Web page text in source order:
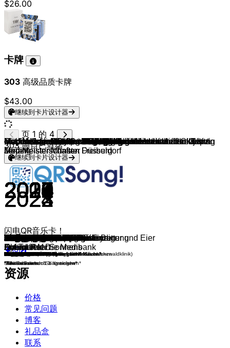
$26.00
卡牌
303 高级品质卡牌
$43.00
继续到卡片设计器
einpaarbois
2018
Ich lieb die Medis
*Wer die nächste errät darf ein X klauen*
Medimeisterschaften Göttingen
2016
Swinging Heart
THE GREAT GÖTSBY
Medimeisterschaften Heidelberg
2017
Heidelberger Strebergarten
Strebergarten
Medimeisterschaften Hamburg & Jolle
2017
Heimathafen
*Alle Trinken*
Medimeisterschaften Wien
2000
Hochgefahren um abzustürzen
*Alle Trinken*
Medimeisterschaften Göttingen
2017
Ab göht die Post!
Ab göht die Post!
Medimeister Mainz
2017
Medicopter Mainz17
Medicopter Mainz17
Medimeisterschaften Aachen
2018
Prince of Obermehl-Air
Prince of Obermehl-Air
Medimeisterschaften Bonn
2018
Bonnald Trump
Bonnald Trump
Medimeisterschaften München
2021
Freiwillige Feierwehr
Freiwillige Feierwehr
Medimeisterschaften Göttingen
2018
Gölf Club
Gölf Club
Medimeisterschaften Freiburg
2018
#NURKittel Freiburg
#NURKittel Freiburg (Ärzte aus der Schwanzwaldklinik)
MediMeister Münster
2018
Schwerelos
Münstronauten
Medimeisterschaften Wien
2018
Vienna Fashion Infekt
CALWIEN KLEIN
Medimeisterschaften Rostock
2018
Woodstock Peace & Love
Woodstock Peace & Love
MediMeister Münster
2019
Alles aus Holz
Holz
Medimeisterschaften Tübingen
2019
Aluhut, Alles Gut
Aluhut, Alles Gut
Medimeister Mainz
2019
Angeleckt, Mainz!
Angeleckt, Mainz!
Medimeisterschaften Leipzig
2019
Angeln gehen
Angelsachsen
Medimeisterschaften Bonn
2019
Chanson der Völkerverständigung
Napoleon Bonnerparty
einpaarbois
2019
Guten Morgen Medis
*Wer die nächste errät darf ein X klauen*
Medimeisterschaften Berlin
2019
HaemoGlowBerlin #NurErys
HaemoGlowBerlin
Medimeisterschaften Hannover
2019
Havana #nurLibre
Havana
Medimeisterschaften Aachen
2019
Liebe mAachen
Liebe mAachen
Medimeisterschaften Bonn
2019
Napoleon Bonnerparty
Napoleon Bonnerparty
Medimeister Dirty South
2019
#NurSüden
*Wer die nächste errät darf ein X klauen*
Medimeisterschaften Wien
2019
Öffentlicher Nahverkehr
VIENNA CONNECTIONS
Medimeisterschaften Köln
2019
Rheinaissance
Rheinaissance
Medimeister Budapest
2019
Pestosteron
Pestosteron
Medimeisterschaften Kollektiv Sonnenschutz
2019
Creme dich ein
*Alle Trinken*
Medimeisterschaften Berlin & Medimeisterschaften Bonn
2020
RTW
*Rechts von euch 1 X streichen*
Medimeisterschaften München
2020
Fabelwesensound
Municorns
Ostpol Medimeisterschaften
2020
Osten
*Till muss diesen Song singen*
Medimeisterschaften Team Jena
2020
Jenane
Jenane
Medimeisterschaften Aachen
2021
GTAachen
GTAachen
Medimeisterschaften Bonn
2021
AMSTERFUCKINGFLY
Bolland
Medimeisterschaften Mannheim
2021
Café au Lait
Latte MAcchiato
Medimeisterschaften Heidelberg
2020
H.D. Baxxter
H.D. Baxxter
Medimeisterschaften Düsseldorf
2021
Labdance
DÜSinfiziert
MediMeister Münster
2021
Münstakw
Münstakw
einpaarbois & Doctor Stone
2022
Einmal richtig
*Wer die nächste errät darf ein X klauen*
Medimeisterschaften Ulm
2021
Europäische ULMion
Europäische ULMion
Medimeisterschaften Leipzig
2021
Revolution
ReLOVEution
Medimeisterschaften Wien
2021
Wiener Schnitten
WIENER SCHNITTEN
Medimeisterschaften Alumni
2022
112 Baby ruf mich an
Alte Hasen
Medimeisterschaften Lübeck
2022
Dieses Lied mit Käse Eier Butter und Eier
Lüdl
Medimeisterschaften Innsbruck
2022
Pearl Inndex
Pearl INNdex
Medimeisterschaften Bonn
2022
BonnGiorno
BONNgiorno
Medimeisterschaften Team Jena
2022
Für Elisa
AntiJen
Medimeisterschaften Berlin
2022
Berlinvasive Liebe
Berlinvasiv
Medimeisterschaften Heidelberg
2022
Heidelbärenbande
Heidelbärenbande
Medimeisterschaften Berlin & Medimeisterschaften Team
Jena
2022
Lotuseffekt
*Links von euch 1 X streichen*
Die Urologen
2022
Hoden
*Wer die nächste errät darf ein X klauen*
Medimeisterschaften Innsbruck
2023
Inn Shape
INN SHAPE
Medimeisterschaften Brandenburg & Medimeisterschaften
Leipzig
2023
Zurück Auf Die Medis
*Till muss diesen Song singen*
Medimeisterschaften Essen, Medimeisterschaften Köln &
MediMeister Münster
2022
Obermehler Sonnenbank
StewardEssen
Medimeister Witten
2023
Wittnesstrainer
Wittnesstrainer
Medimeisterschaften Düsseldorf
2023
Einmalmitalles
DÜrüm
Medimeisterschaften Team Jena
2023
Trojena
Trojena
Medimeisterschaften Leipzig
2023
LeipZisch ab ins All
LeipZisch-Pillen Schlucken, Sternis schlucken
Medimeisterschaften Brandenburg
2023
Nice Barsch
Nice Barsch
MediMeister Münster
2023
Münspa
MünSpa
Medimeisterschaften Bonn
2023
Alice im Bonnderland
Alice im Bonnderland
Medimeisterschaften München
2023
Dr. Oetker
Müsli
Medimeisterschaften Cluj
2023
Ab in den AUrlaub!
All Inclujive
Medimeisterschaften Magdeburg
2023
Beef
MagDonalds
Medimeisterschaften Brandenburg
2023
Anki Durch
Nice Barsch!
Medimeisterschaften Halle
2023
Hallaxie.
Hallaxie
Mähdreschermänner
2023
Obermehler will pennen
*Till muss diesen Song singen*
Medimeisterschaften Köln, Medimeisterschaften Cluj &
Medimeisterschaften Düsseldorf
2023
Auf Tour
*Alle Trinken*
Medimeisterschaften Göttingen
2023
REH-Animation
*Till muss zu diesem Song tanzen*
Medimeister Groningen
2024
737
GROund Control
Medimeisterschaften Leipzig
2024
ExMa
bLEIP wach!
Medimeisterschaften Freiburg
2024
Manege Frei!
Schwarzwaldzirkus - Manege frei
Medimeisterschaften Tübingen
2024
Nimmerland
TÜnkerbell
Medimeister Witten & MediMeister Münster
2024
Checked Tits Club
*Rechts von euch 1 X streichen*
Medimeisterschaften Alumni
2024
Medi Baby
Medi Baby
Medimeisterschaften Greifswald
2024
Dr. Bossbitch
Heisswald
Medimeisterschaften Bochum
2024
Herzschlag
BOxen
Medimeisterschaften Köln
2024
Wildgoats
Wildgoats
Medimeister Dirty South, Medimeisterschaften Ulm &
Medimeisterschaften Freiburg
2024
Hybrid Heart
*Rechts von euch 1 X streichen*
Medimeisterschaften Düsseldorf
2024
Duschrave
DÜsch das
Medimeisterschaften Halle & Medimeisterschaften Leipzig
2024
Selfcare
*Alle Trinken*
Medimeisterschaften Cluj
2024
Moschus im Moshpit
MOULIN CLUJ
Medimeisterschaften Team Jena
2024
Mademoiselle Mattel
BarGie und Jen
Medimeisterschaften Bonn
2024
Bonndesliga
Bonndesliga
MediMeister Münster
2024
Auf Achse
MünSkate
Medimeisterschaften Heidelberg
2024
HDAC
HDAC
Medimeisterschaften SFU Wien
2024
Dopawien
Dopawien
Medimeisterschaften Halle
2024
Too Hot To Händel
Too Hot To Händel
Medimeisterschaften Varna
2024
Krachklub
Krachklub
Medimeisterschaften München
2024
BLUB
Findet NeMü
Medimeisterschaften Magdeburg
2024
Magdeburger Rave Taxi
MAGnetisch
Medimeisterschaften Leipzig
2025
Praxis.Medimaus
Latzig
Medimeisterschaften Leipzig
2025
LPZ.FZN
Latzig
Medimeisterschaften Leipzig
2025
SXN.AZN
Latzig
Medimeisterschaften Leipzig
2025
Bitte.Bitte
Latzig
Medimeisterschaften Gießen
2025
Medis auf die 1
Blumen Gießen
Medimeisterschaften Bochum
2025
BiKINI BOTTOM
BiKINI BOTTOM
Medimeisterschaften Rostock
2025
König Der Möwen
König Der Möwen
页 1 的 4
303曲目已就绪
继续到卡片设计器
闪电QR音乐卡！
资源
价格
常见问题
博客
礼品盒
联系